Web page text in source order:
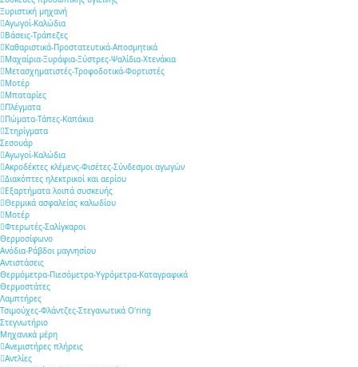
Ξυριστική μηχανή
Αγωγοί-Καλώδια
Βάσεις-Τράπεζες
Καθαριστικά-Προστατευτικά-Αποσμητικά
Μαχαίρια-Ξυράφια-Ξύστρες-Ψαλίδια-Χτενάκια
Μετασχηματιστές-Τροφοδοτικά-Φορτιστές
Μοτέρ
Μπαταρίες
Πλέγματα
Πώματα-Τάπες-Καπάκια
Στηρίγματα
Σεσουάρ
Αγωγοί-Καλώδια
Ακροδέκτες κλέμενς-Φισέτες-Σύνδεσμοι αγωγών
Διακόπτες ηλεκτρικοί και αερίου
Εξαρτήματα λοιπά συσκευής
Θερμικά ασφαλείας καλωδίου
Μοτέρ
Φτερωτές-Σαλίγκαροι
Θερμοσίφωνο
Ανόδια-Ράβδοι μαγνησίου
Αντιστάσεις
Θερμόμετρα-Πιεσόμετρα-Υγρόμετρα-Καταγραφικά
Θερμοστάτες
Λαμπτήρες
Τσιμούχες-Φλάντζες-Στεγανωτικά O'ring
Στεγνωτήριο
Μηχανικά μέρη
Ανεμιστήρες πλήρεις
Αντλίες